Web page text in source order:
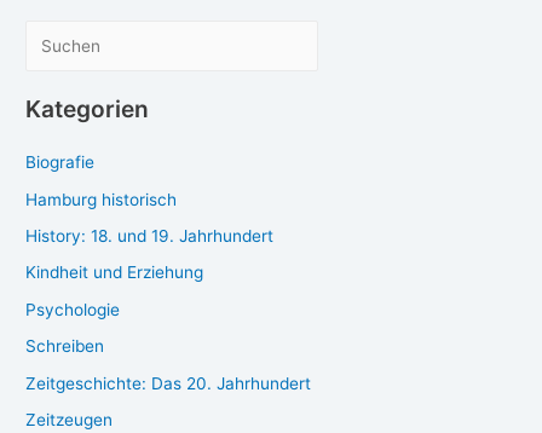
tisch
c
e
n
Kategorien
Biografie
Hamburg historisch
History: 18. und 19. Jahrhundert
Kindheit und Erziehung
Psychologie
Schreiben
Zeitgeschichte: Das 20. Jahrhundert
Zeitzeugen